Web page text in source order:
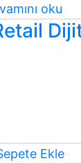
oku
Ekle